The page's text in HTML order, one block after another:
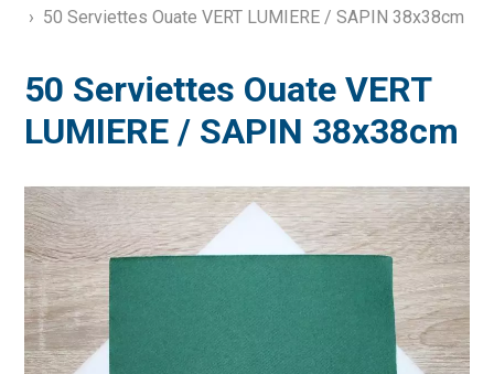
50 Serviettes Ouate VERT LUMIERE / SAPIN 38x38cm
50 Serviettes Ouate VERT
LUMIERE / SAPIN 38x38cm